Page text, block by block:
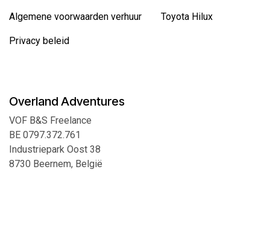
Algemene voorwaarden verhuur Toyota Hilux
Privacy beleid
Overland Adventures
VOF B&S Freelance
BE 0797.372.761
Industriepark Oost 38
8730 Beernem, België